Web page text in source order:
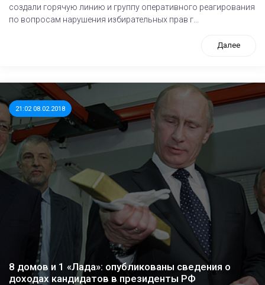
создали горячую линию и группу оперативного реагирования
по вопросам нарушения избирательных прав г...
Далее
21:02 08.02.2018
8 домов и 1 «Лада»: опубликованы сведения о
доходах кандидатов в президенты РФ